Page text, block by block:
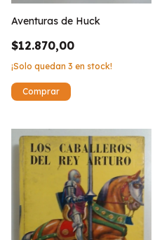
Aventuras de Huck
$12.870,00
¡Solo quedan 3 en stock!